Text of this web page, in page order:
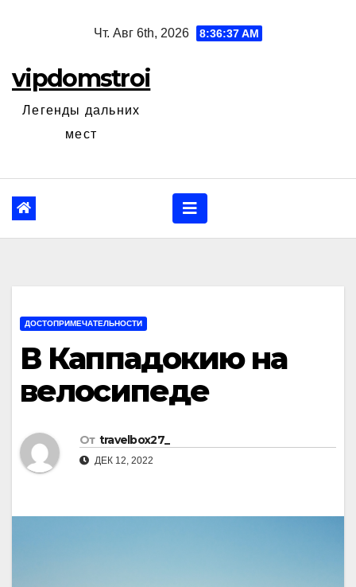
Чт. Авг 6th, 2026 8:36:38 AM
vipdomstroi
Легенды дальних
мест
ДОСТОПРИМЕЧАТЕЛЬНОСТИ
В Каппадокию на
велосипеде
От travelbox27_
ДЕК 12, 2022